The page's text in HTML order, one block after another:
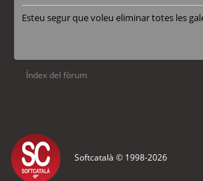
Esteu segur que voleu eliminar totes les
Índex del fòrum
Softcatalà © 1998-2026